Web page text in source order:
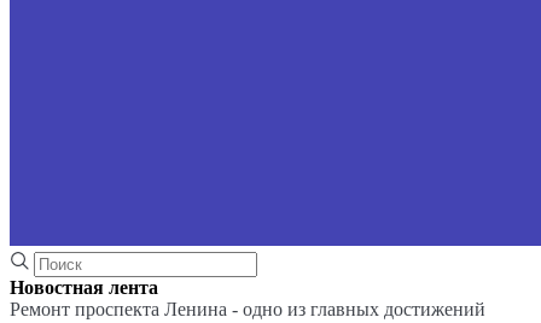
Новостная лента
Ремонт проспекта Ленина - одно из главных достижений